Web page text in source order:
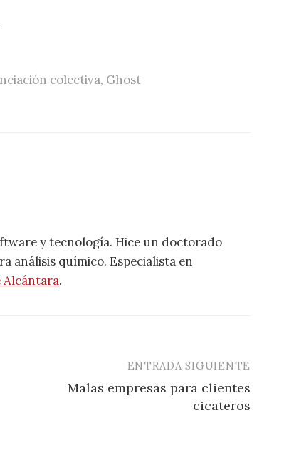
colectiva, Ghost
y tecnología. Hice un doctorado
análisis químico. Especialista en
Alcántara.
ENTRADA SIGUIENTE
Malas empresas para clientes
cicateros